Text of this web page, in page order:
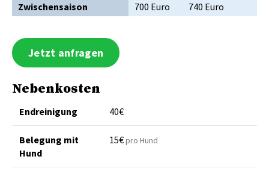
Zwischensaison
700 Euro
740 Euro
Jetzt anfragen
Nebenkosten
Endreinigung 40€
Belegung mit
Hund
15€pro Hund